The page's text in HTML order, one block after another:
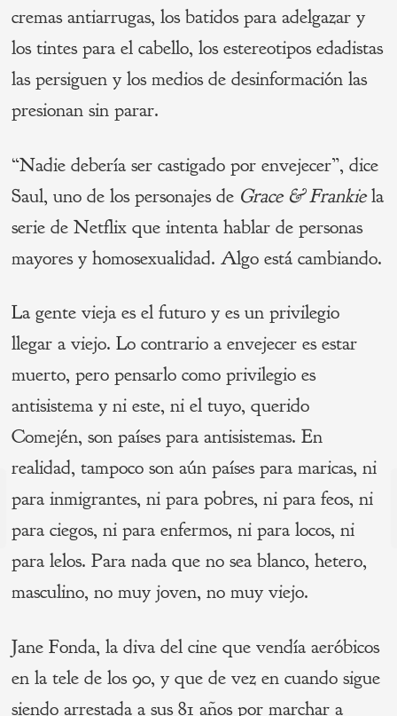
cremas antiarrugas, los batidos para adelgazar y
los tintes para el cabello, los estereotipos edadistas
las persiguen y los medios de desinformación las
presionan sin parar.
“Nadie debería ser castigado por envejecer”, dice
Saul, uno de los personajes de Grace & Frankiela
serie de Netflix que intenta hablar de personas
mayores y homosexualidad. Algo está cambiando.
La gente vieja es el futuro y es un privilegio
llegar a viejo. Lo contrario a envejecer es estar
muerto, pero pensarlo como privilegio es
antisistema y ni este, ni el tuyo, querido
Comején, son países para antisistemas. En
realidad, tampoco son aún países para maricas, ni
para inmigrantes, ni para pobres, ni para feos, ni
para ciegos, ni para enfermos, ni para locos, ni
para lelos. Para nada que no sea blanco, hetero,
masculino, no muy joven, no muy viejo.
Jane Fonda, la diva del cine que vendía aeróbicos
en la tele de los 90, y que de vez en cuando sigue
siendo arrestada a sus 81 años por marchar a
Navegación
de
entradas